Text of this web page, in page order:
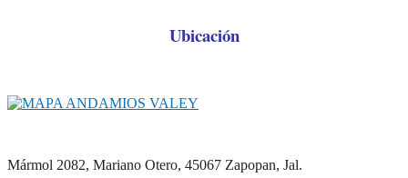
Ubicación
Mármol 2082, Mariano Otero, 45067 Zapopan, Jal.